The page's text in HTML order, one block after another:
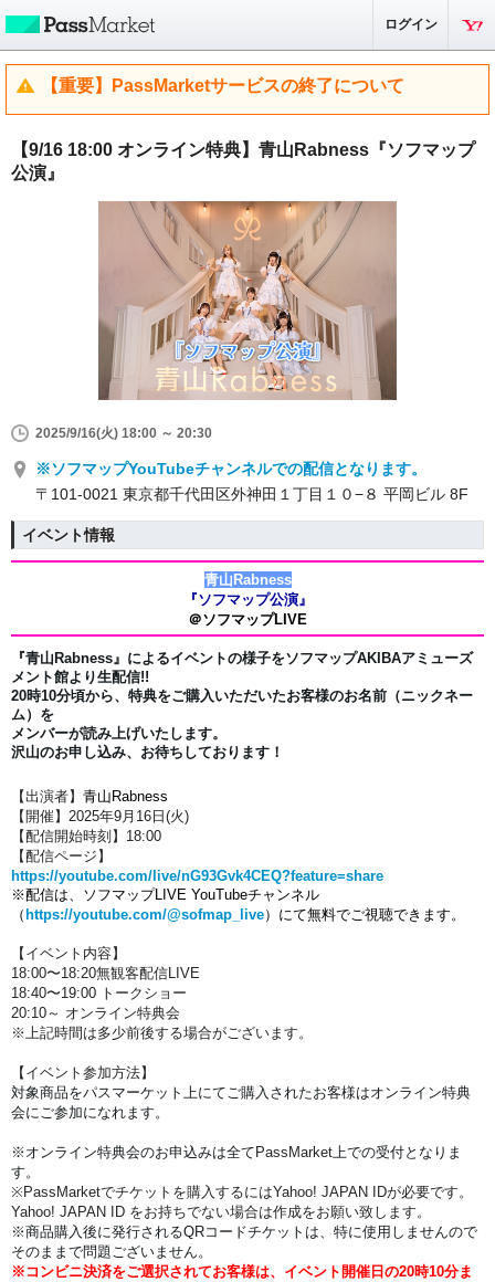
ログイン
【重要】PassMarketサービスの終了について
【9/16 18:00 オンライン特典】青山Rabness『ソフマップ
公演』
2025/9/16(火) 18:00 ～ 20:30
※ソフマップYouTubeチャンネルでの配信となります。
〒101-0021 東京都千代田区外神田１丁目１０−８ 平岡ビル 8F
イベント情報
青山Rabness
『ソフマップ公演』
＠ソフマップLIVE
『青山Rabness』 によるイベントの様子をソフマップAKIBAアミューズ
メント館より生配信!!
20時10分頃から、特典をご購入いただいたお客様のお名前（ニックネー
ム）を
メンバーが読み上げいたします。
沢山のお申し込み、お待ちしております！
【出演者】 青山Rabness
【開催】2025年9月16日(火)
【配信開始時刻】18:00
【配信ページ】
https://youtube.com/live/nG93Gvk4CEQ?feature=share
※配信は、ソフマップLIVE YouTubeチャンネル
（ https://youtube.com/@sofmap_live）にて無料でご視聴できます。
【イベント内容】
18:00〜18:20無観客配信LIVE
18:40〜19:00 トークショー
20:10～ オンライン特典会
※上記時間は多少前後する場合がございます。
【イベント参加方法】
対象商品をパスマーケット上にてご購入されたお客様はオンライン特典
会にご参加になれます。
※オンライン特典会のお申込みは全て PassMarket上での受付となりま
す。
※PassMarketでチケットを購入するにはYahoo! JAPAN IDが必要です。
Yahoo! JAPAN ID をお持ちでない場合は作成をお願い致します。
※商品購入後に発行されるQRコードチケットは、特に使用しませんので
そのままで問題ございません。
※コンビニ決済をご選択されてお客様は、イベント開催日の20時10分ま